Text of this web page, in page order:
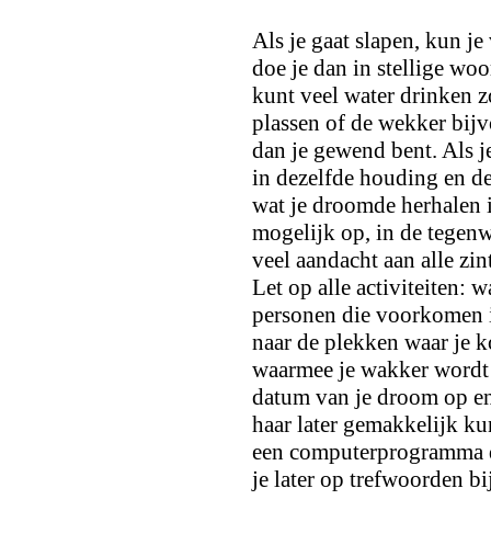
Als je gaat slapen, kun
doe je dan in stellige
kunt veel water drinken
plassen of de wekker
dan je gewend bent. Als
in dezelfde houding en
wat je droomde
mogelijk op, in de
veel aandacht aan alle
Let op alle activiteiten:
personen die
naar de plekken waar je
waarmee je wakker
datum van je droom op
haar later gemakkelijk
een
je later op trefwoorden